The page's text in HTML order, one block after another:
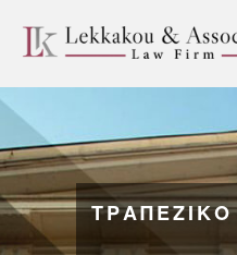
ΤΡΑΠΕΖΙΚΟ